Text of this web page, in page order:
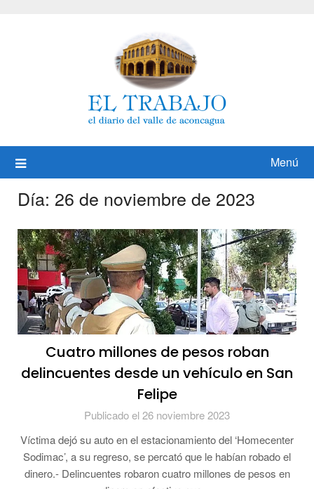
Menú
Día: 26 de noviembre de 2023
Cuatro millones de pesos roban
delincuentes desde un vehículo en San
Felipe
Publicado el 26 noviembre 2023
Víctima dejó su auto en el estacionamiento del ‘Homecenter
Sodimac’, a su regreso, se percató que le habían robado el
dinero.- Delincuentes robaron cuatro millones de pesos en